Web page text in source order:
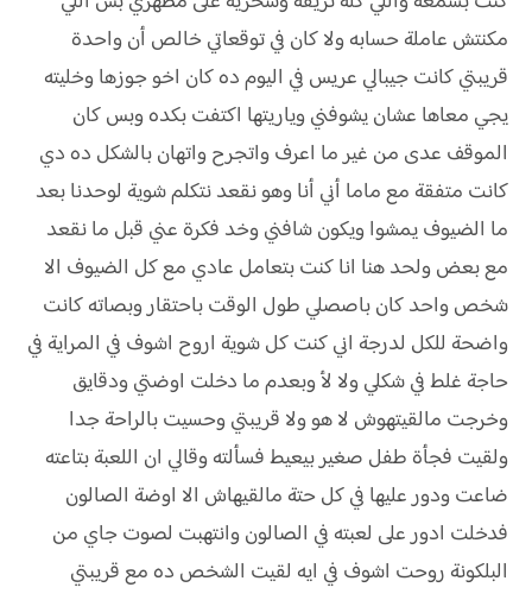
مكنتش عاملة حسابه ولا كان في توقعاتي خالص أن واحدة
قريبتي كانت جيبالي عريس في اليوم ده كان اخو جوزها وخليته
يجي معاها عشان يشوفني وياريتها اكتفت بكده وبس كان
الموقف عدى من غير ما اعرف واتجرح واتهان بالشكل ده دي
كانت متفقة مع ماما أني أنا وهو نقعد نتكلم شوية لوحدنا بعد
ما الضيوف يمشوا ويكون شافني وخد فكرة عني قبل ما نقعد
مع بعض ولحد هنا انا كنت بتعامل عادي مع كل الضيوف الا
شخص واحد كان باصصلي طول الوقت باحتقار وبصاته كانت
واضحة للكل لدرجة اني كنت كل شوية اروح اشوف في المراية في
حاجة غلط في شكلي ولا لأ وبعدم ما دخلت اوضتي ودقايق
وخرجت مالقيتهوش لا هو ولا قريبتي وحسيت بالراحة جدا
ولقيت فجأة طفل صغير بيعيط فسألته وقالي ان اللعبة بتاعته
ضاعت ودور عليها في كل حتة مالقيهاش الا اوضة الصالون
فدخلت ادور على لعبته في الصالون وانتهبت لصوت جاي من
البلكونة روحت اشوف في ايه لقيت الشخص ده مع قريبتي